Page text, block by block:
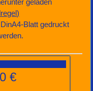
geladen
Blatt gedruckt
€